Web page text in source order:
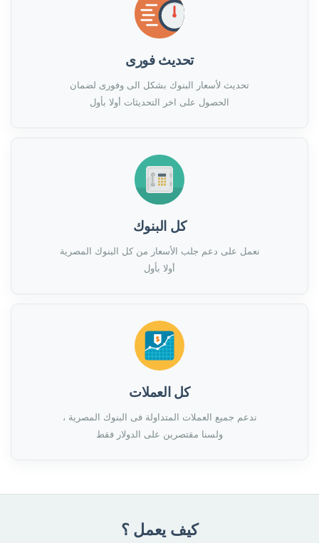
تحديث فورى
تحديث لأسعار البنوك بشكل الى وفورى لضمان
الحصول على اخر التحديثات أولا بأول
كل البنوك
نعمل على دعم جلب الأسعار من كل البنوك المصرية
أولا بأول
كل العملات
ندعم جميع العملات المتداولة فى البنوك المصرية ،
ولسنا مقتصرين على الدولار فقط
كيف يعمل ؟